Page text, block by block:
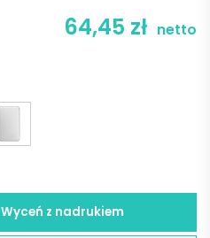
64,45 zł netto
Wyceń z nadrukiem